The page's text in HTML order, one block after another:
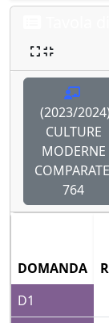
(2023/2024)
CULTURE
MODERNE
764
DOMANDA
D1